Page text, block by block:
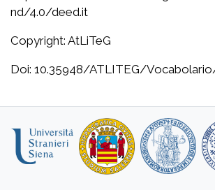
nd/4.0/deed.it
Copyright: AtLiTeG
Doi: 10.35948/ATLITEG/